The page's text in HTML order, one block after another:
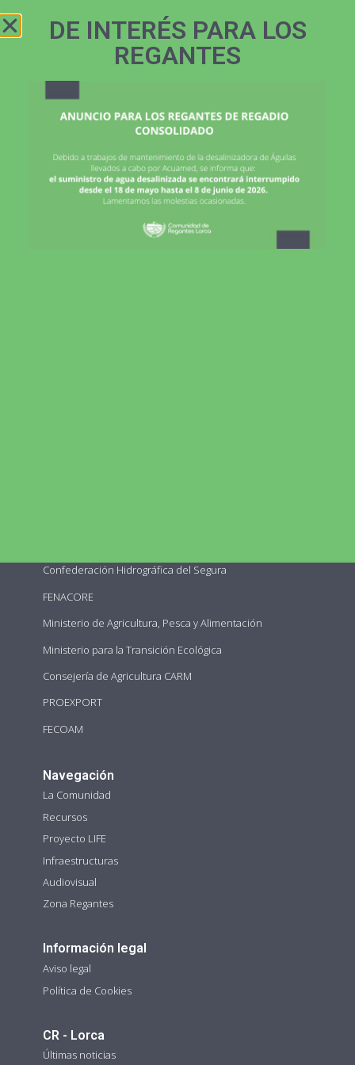
Browse Submissions
Tenes que loguearte para ver tus
inscripciones.
Nombre de usuario
Confederación Hidrográfica del Segura
FENACORE
Ministerio de Agricultura, Pesca y Alimentación
Ministerio para la Transición Ecológica
Consejería de Agricultura CARM
PROEXPORT
FECOAM
Navegación
La Comunidad
Recursos
Proyecto LIFE
Infraestructuras
Audiovisual
Zona Regantes
Información legal
Aviso legal
Política de Cookies
CR - Lorca
Últimas noticias
DE INTERÉS PARA LOS
REGANTES